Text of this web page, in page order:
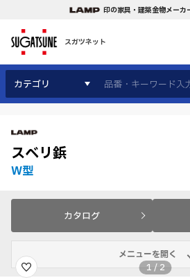
印の家具・建築金物メーカ
スガツネット
カテゴリ
スベリ鋲
W型
カタログ
メニューを開く
1 / 2